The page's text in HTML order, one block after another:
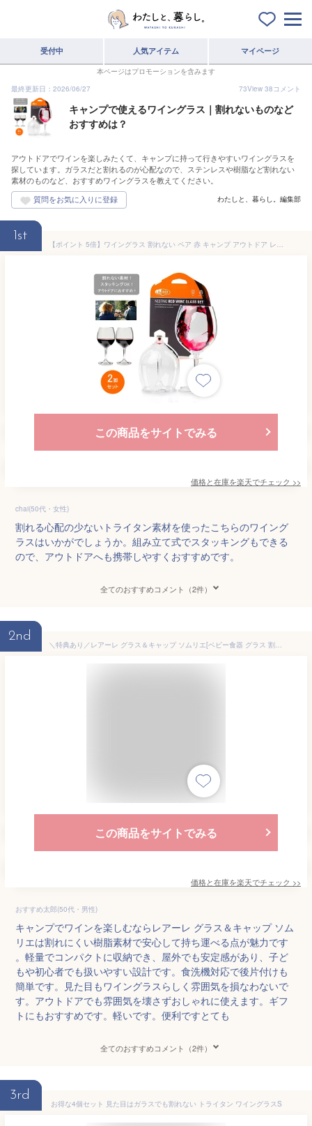
受付中 人気アイテム マイページ
本ページはプロモーションを含みます
最終更新日：2026/06/27
73View 38コメント
キャンプで使えるワイングラス｜割れないものなど
おすすめは？
アウトドアでワインを楽しみたくて、キャンプに持って行きやすいワイングラスを
探しています。ガラスだと割れるのが心配なので、ステンレスや樹脂など割れない
素材のものなど、おすすめワイングラスを教えてください。
わたしと、暮らし。編集部
1st
【ポイント 5倍】ワイングラス 割れない ペア 赤 キャンプ アウトドア レッドワイングラス 2個セット 携帯用 ワイン グランス 収納 簡単 スタックできる おしゃれキャンプ GSI ジーエスアイ ネスティング カトラリー カップ コップ ピクニック こども キッズ 父の日
この商品をサイトでみる
価格と在庫を楽天でチェック >>
chai(50代・女性)
割れる心配の少ないトライタン素材を使ったこちらのワイング
ラスはいかがでしょうか。組み立て式でスタッキングもできる
ので、アウトドアへも携帯しやすくおすすめです。
全てのおすすめコメント（2件）
2nd
＼特典あり／レアーレ グラス＆キャップ ソムリエ[ベビー食器 グラス 割れない ワイングラス 出産祝い 離乳食 デビュー スパウト 子ども 初節句 コップ飲み 日本製 コップ 練習 お祝い 食洗器対応] 即納
この商品をサイトでみる
価格と在庫を楽天でチェック >>
おすすめ太郎(50代・男性)
キャンプでワインを楽しむならレアーレ グラス＆キャップ ソム
リエは割れにくい樹脂素材で安心して持ち運べる点が魅力です
。軽量でコンパクトに収納でき、屋外でも安定感があり、子ど
もや初心者でも扱いやすい設計です。食洗機対応で後片付けも
簡単です。見た目もワイングラスらしく雰囲気を損なわないで
す。アウトドアでも雰囲気を壊さずおしゃれに使えます。ギフ
トにもおすすめです。軽いです。便利ですとても
全てのおすすめコメント（2件）
3rd
お得な4個セット 見た目はガラスでも割れない トライタン ワイングラスS